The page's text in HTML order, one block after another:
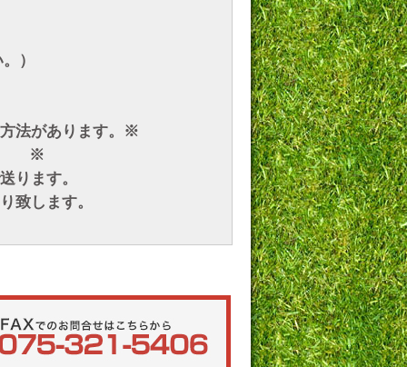
）
法があります。※
。 ※
ります。
致します。